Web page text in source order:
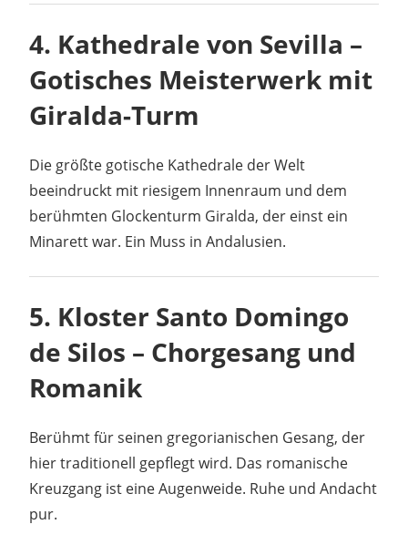
4. Kathedrale von Sevilla –
Gotisches Meisterwerk mit
Giralda-Turm
Die größte gotische Kathedrale der Welt
beeindruckt mit riesigem Innenraum und dem
berühmten Glockenturm Giralda, der einst ein
Minarett war. Ein Muss in Andalusien.
5. Kloster Santo Domingo
de Silos – Chorgesang und
Romanik
Berühmt für seinen gregorianischen Gesang, der
hier traditionell gepflegt wird. Das romanische
Kreuzgang ist eine Augenweide. Ruhe und Andacht
pur.